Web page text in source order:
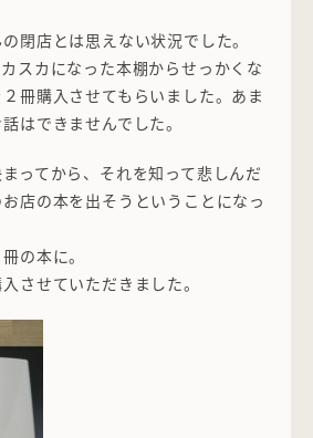
閉店とは思えない状況でした。
スカになった本棚からせっかくな
冊購入させてもらいました。あま
はできませんでした。
ってから、それを知って悲しんだ
店の本を出そうということになっ
の本に。
させていただきました。